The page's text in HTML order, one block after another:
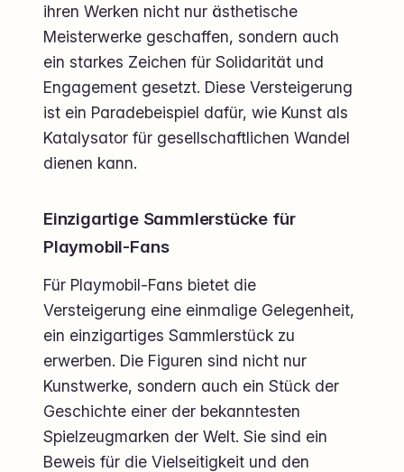
ihren Werken nicht nur ästhetische
Meisterwerke geschaffen, sondern auch
ein starkes Zeichen für Solidarität und
Engagement gesetzt. Diese Versteigerung
ist ein Paradebeispiel dafür, wie Kunst als
Katalysator für gesellschaftlichen Wandel
dienen kann.
Einzigartige Sammlerstücke für
Playmobil-Fans
Für Playmobil-Fans bietet die
Versteigerung eine einmalige Gelegenheit,
ein einzigartiges Sammlerstück zu
erwerben. Die Figuren sind nicht nur
Kunstwerke, sondern auch ein Stück der
Geschichte einer der bekanntesten
Spielzeugmarken der Welt. Sie sind ein
Beweis für die Vielseitigkeit und den